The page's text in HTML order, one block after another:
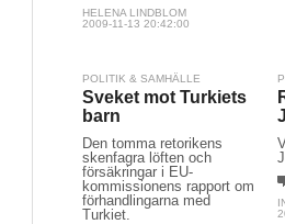
HELENA LINDBLOM
2009-11-13 20:42:00
POLITIK & SAMHÄLLE
Sveket mot Turkiets
barn
Den tomma retorikens
skenfagra löften och
försäkringar i EU-
kommissionens rapport om
förhandlingarna med
Turkiet.